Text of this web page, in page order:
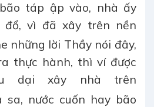
táp ập vào, nhà ấy
đổ, vì đã xây trên nền
những lời Thầy nói đây,
thực hành, thì ví được
dại xây nhà trên
sa, nước cuốn hay bão